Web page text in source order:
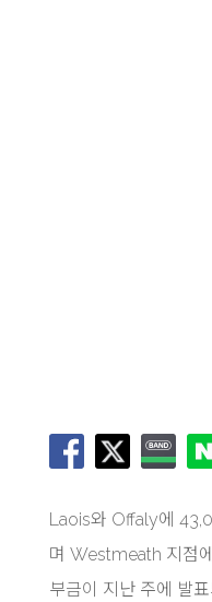
Laois와 Offaly에
며 Westmeath 지점
부금이 지난 주에 발